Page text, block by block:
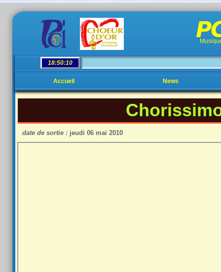
Accueil News
date de sortie : jeudi 06 mai 2010